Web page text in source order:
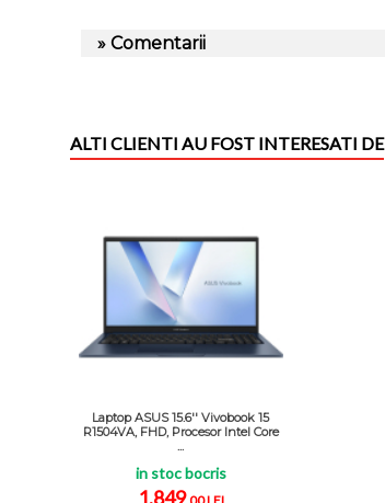
» Comentarii
ALTI CLIENTI AU FOST INTERESATI DE
Laptop ASUS 15.6'' Vivobook 15
R1504VA, FHD, Procesor Intel Core
...
in stoc bocris
1.849